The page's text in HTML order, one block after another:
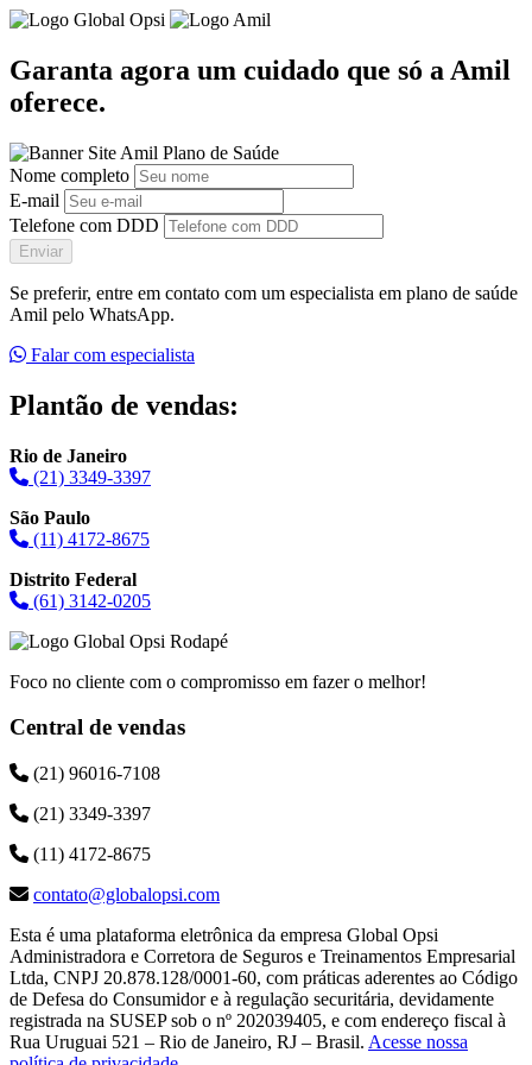
Garanta agora um cuidado que só a Amil
oferece.
Nome completo
E-mail
Telefone com DDD
Enviar
Se preferir, entre em contato com um especialista em plano de saúde
Amil pelo WhatsApp.
Falar com especialista
Plantão de vendas:
Rio de Janeiro
(21) 3349-3397
São Paulo
(11) 4172-8675
Distrito Federal
(61) 3142-0205
Foco no cliente com o compromisso em fazer o melhor!
Central de vendas
(21) 96016-7108
(21) 3349-3397
(11) 4172-8675
contato@globalopsi.com
Esta é uma plataforma eletrônica da empresa Global Opsi
Administradora e Corretora de Seguros e Treinamentos Empresarial
Ltda, CNPJ 20.878.128/0001-60, com práticas aderentes ao Código
de Defesa do Consumidor e à regulação securitária, devidamente
registrada na SUSEP sob o nº 202039405, e com endereço fiscal à
Rua Uruguai 521 – Rio de Janeiro, RJ – Brasil. Acesse nossa